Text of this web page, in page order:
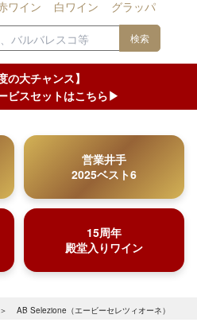
ワイン 白ワイン グラッパ
検索
の大チャンス】
ビスセットはこちら▶︎
営業井手
2025ベスト6
15周年
殿堂入りワイン
AB Selezione（エービーセレツィオーネ）